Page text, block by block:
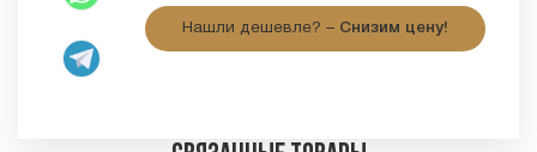
Нашли дешевле? – Снизим цену!